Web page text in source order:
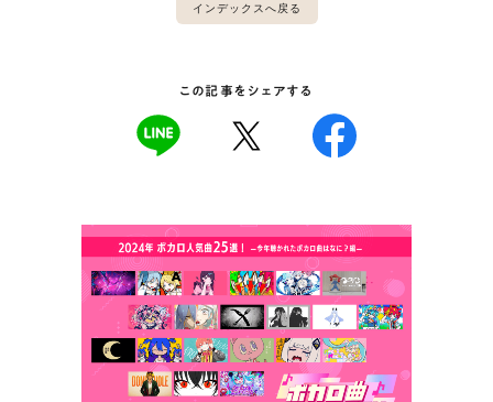
インデックスへ戻る
この記事をシェアする